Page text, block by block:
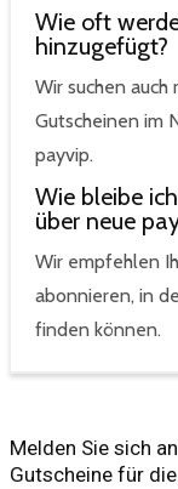
Wie oft
hinzugefügt?
Wir suchen
Gutscheinen im
payvip.
Wie bleibe
über neue
Wir empfehlen
abonnieren, in
finden können.
Melden Sie sich
Gutscheine für